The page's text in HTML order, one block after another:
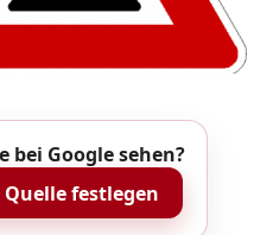
bei Google sehen?
festlegen